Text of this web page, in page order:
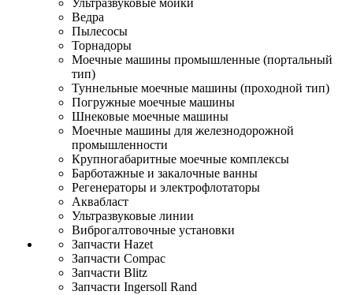
Ультразвуковые мойки
Ведра
Пылесосы
Торнадоры
Моечные машины промышленные (портальный
тип)
Туннельные моечные машины (проходной тип)
Погружные моечные машины
Шнековые моечные машины
Моечные машины для железнодорожной
промышленности
Крупногабаритные моечные комплексы
Барботажные и закалочные ванны
Регенераторы и электрофлотаторы
Аквабласт
Ультразвуковые линии
Виброгалтовочные установки
Запчасти Hazet
Запчасти Compac
Запчасти Blitz
Запчасти Ingersoll Rand